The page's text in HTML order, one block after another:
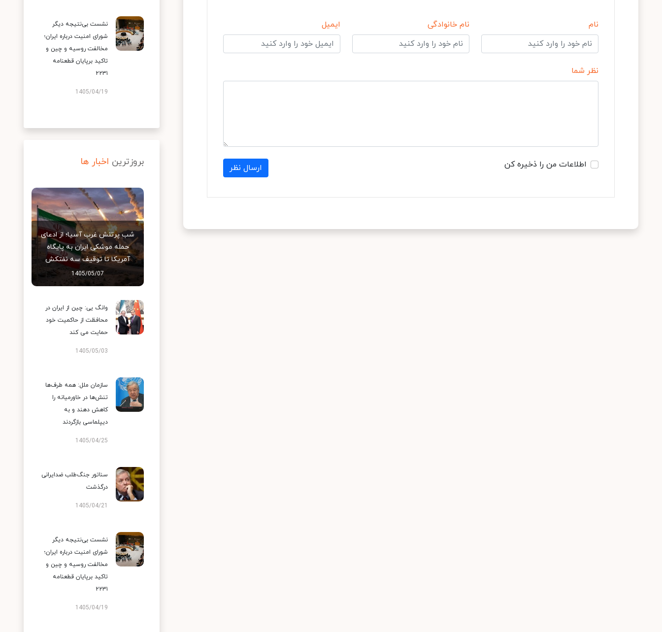
نام نام خانوادگی ایمیل
نظر شما
اطلاعات من را ذخیره کن ارسال نظر
نشست بی‌نتیجه دیگر
شورای امنیت درباره ایران؛
مخالفت روسیه و چین و
تاکید برپایان قطعنامه
۲۲۳۱
1405/04/19
بروزترین اخبار ها
شب پرتنش غرب آسیا؛ از ادعای
حمله موشکی ایران به پایگاه
آمریکا تا توقیف سه نفتکش
1405/05/07
وانگ یی: چین از ایران در
محافظت از حاکمیت خود
حمایت می کند
1405/05/03
سازمان ملل: همه طرف‌ها
تنش‌ها در خاورمیانه را
کاهش دهند و به
دیپلماسی بازگردند
1405/04/25
سناتور جنگ‌طلب ضدایرانی
درگذشت
1405/04/21
نشست بی‌نتیجه دیگر
شورای امنیت درباره ایران؛
مخالفت روسیه و چین و
تاکید برپایان قطعنامه
۲۲۳۱
1405/04/19